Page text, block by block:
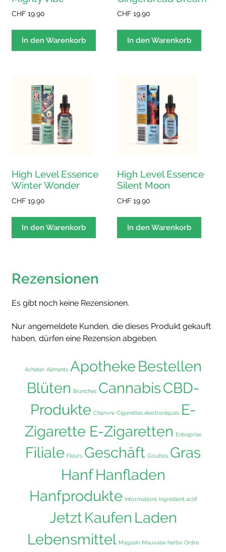
CHF 19.90
In den Warenkorb
CHF 19.90
In den Warenkorb
High Level Essence
Winter Wonder
CHF 19.90
In den Warenkorb
High Level Essence
Silent Moon
CHF 19.90
In den Warenkorb
Rezensionen
Es gibt noch keine Rezensionen.
Nur angemeldete Kunden, die dieses Produkt gekauft
haben, dürfen eine Rezension abgeben.
Acheter Aliments ApothekeBestellen
Blüten Branches CannabisCBD-
Produkte Chanvre Cigarettes électroniques E-
Zigarette E-Zigaretten Entreprise
Filiale Fleurs Geschäft Gouttes Gras
HanfHanfladen
Hanfprodukte Informations Ingrédient actif
JetztKaufen Laden
Lebensmittel Magasin Mauvaise herbe Ordre